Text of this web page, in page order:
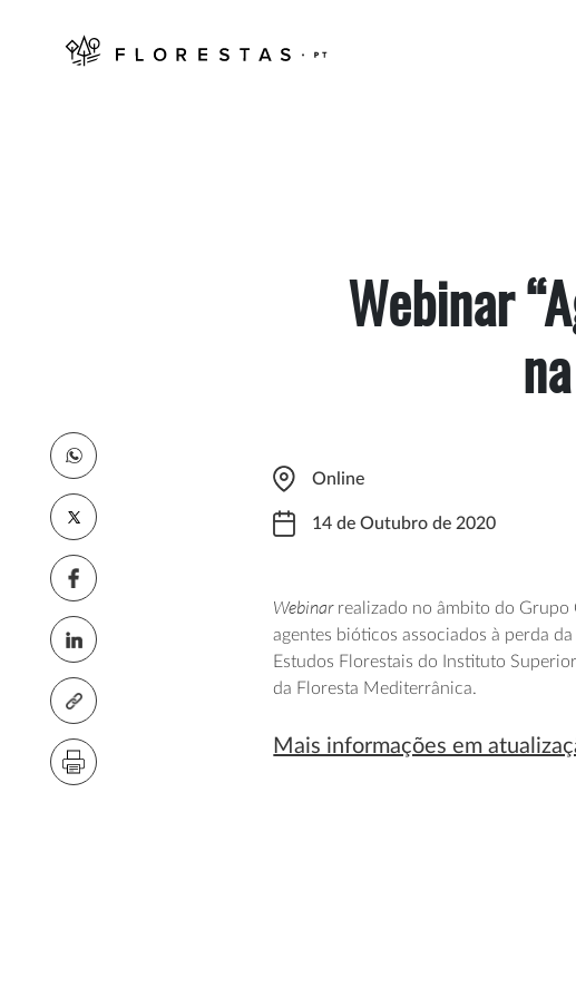
Webinar
Online
14 de Outubro de 2020
Webinarrealizado no âmbito do Grupo
agentes bióticos associados à perda
Estudos Florestais do Instituto
da Floresta Mediterrânica.
Mais informações em